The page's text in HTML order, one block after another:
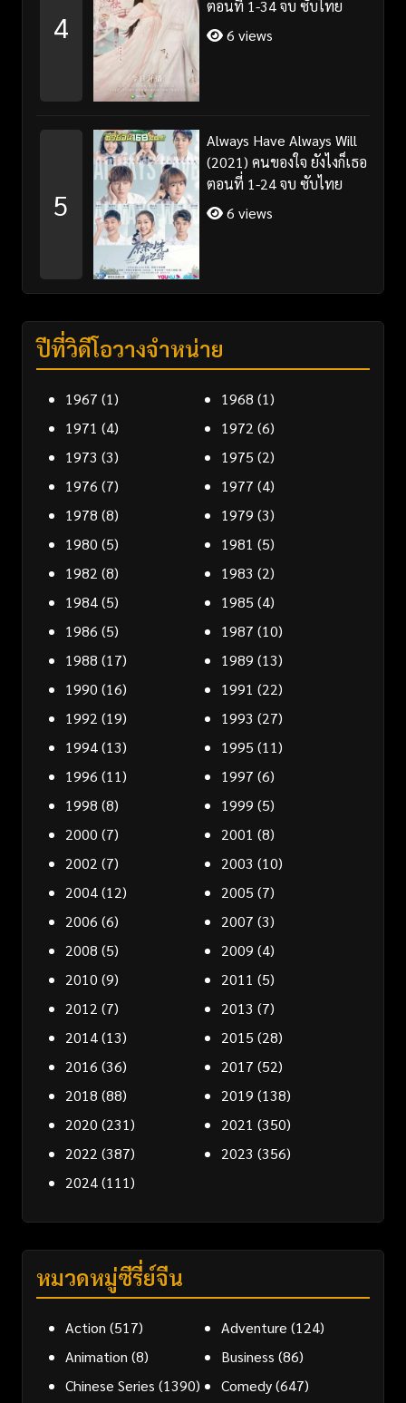
4
ตอนที่ 1-34 จบ ซับไทย
6 views
5
Always Have Always Will
(2021) คนของใจ ยังไงก็เธอ
ตอนที่ 1-24 จบ ซับไทย
6 views
ปีที่วิดีโอวางจำหน่าย
1967 (1) 1968 (1)
1971 (4) 1972 (6)
1973 (3) 1975 (2)
1976 (7) 1977 (4)
1978 (8) 1979 (3)
1980 (5) 1981 (5)
1982 (8) 1983 (2)
1984(5) 1985 (4)
1986 (5) 1987 (10)
1988 (17) 1989 (13)
1990 (16) 1991 (22)
1992 (19) 1993 (27)
1994(13) 1995 (11)
1996 (11) 1997 (6)
1998 (8) 1999 (5)
2000 (7) 2001 (8)
2002 (7) 2003 (10)
2004(12) 2005 (7)
2006 (6) 2007 (3)
2008 (5) 2009 (4)
2010 (9) 2011 (5)
2012 (7) 2013 (7)
2014(13) 2015 (28)
2016 (36) 2017 (52)
2018 (88) 2019 (138)
2020 (231) 2021 (350)
2022 (387) 2023 (356)
2024(111)
หมวดหมู่ซีรี่ย์จีน
Action (517) Adventure (124)
Animation (8) Business (86)
Chinese Series (1390) Comedy(647)